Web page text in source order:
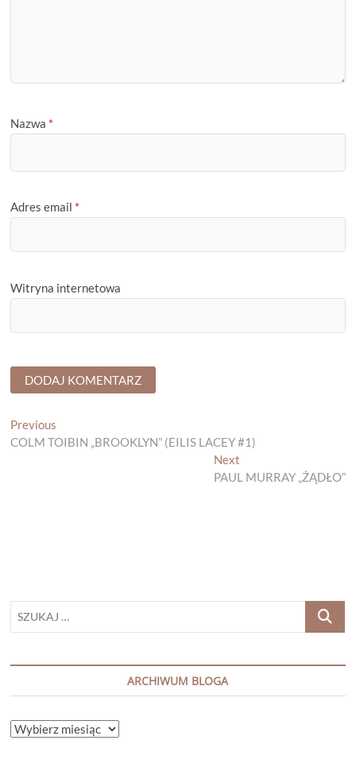
Nazwa *
Adres email *
Witryna internetowa
Nawigacja
wpisu
Previous
post:
COLM TOIBIN „BROOKLYN” (EILIS LACEY #1)
NextNext
post:
PAUL MURRAY „ŻĄDŁO”
SZUKAJ
ARCHIWUM BLOGA
ARCHIWUM